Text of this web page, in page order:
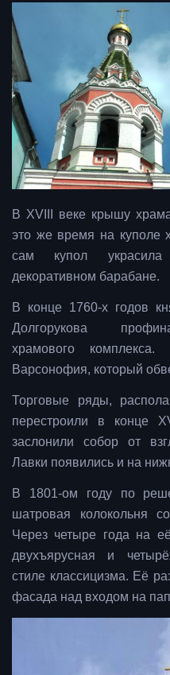
В XVIII веке крышу
это же время на куполе
сам купол
декоративном барабане.
В конце 1760-х годов
Долгорукова
храмового
Варсонофия, который
Торговые ряды,
перестроили в конце
заслонили собор от
Лавки появились и на
В 1801-ом году по
шатровая колокольня
Через четыре года на
двухъярусная и
стиле классицизма. Её
фасада над входом на